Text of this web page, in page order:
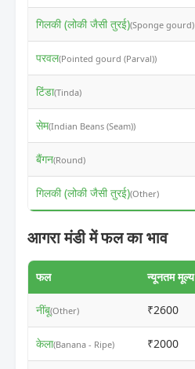
गिलकी (लोकी जैसी तुरई)(Sponge gourd)
परवल(Pointed gourd (Parval))
टिंडा(Tinda)
सेम(Indian Beans (Seam))
बैंगन(Round)
गिलकी (लोकी जैसी तुरई)(Other)
आगरा मंडी में फल का भाव
फल न्यूनतम मूल्य
नींबू(Other) ₹2600
केला(Banana - Ripe) ₹2000